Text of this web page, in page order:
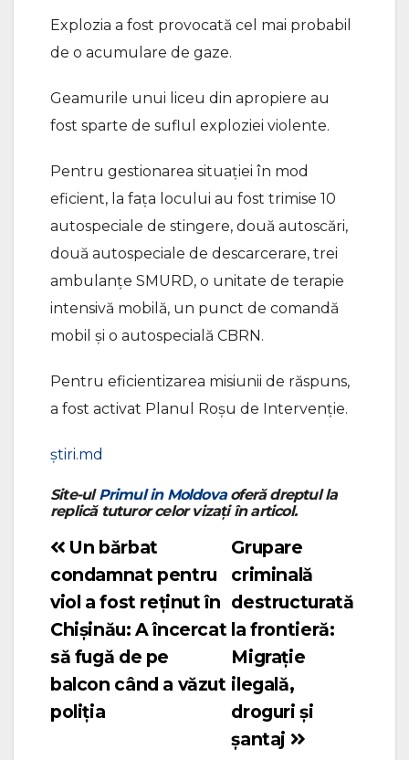
Explozia a fost provocată cel mai probabil
de o acumulare de gaze.
Geamurile unui liceu din apropiere au
fost sparte de suflul exploziei violente.
Pentru gestionarea situației în mod
eficient, la fața locului au fost trimise 10
autospeciale de stingere, două autoscări,
două autospeciale de descarcerare, trei
ambulanțe SMURD, o unitate de terapie
intensivă mobilă, un punct de comandă
mobil și o autospecială CBRN.
Pentru eficientizarea misiunii de răspuns,
a fost activat Planul Roșu de Intervenție.
știri.md
Site-ulPrimul in Moldovaoferă dreptul la
replică tuturor celor vizați în articol.
Navigare
în
articole
Grupare
criminală
destructurată
la frontieră:
Migrație
ilegală,
droguri și
șantaj
Un bărbat
condamnat pentru
viol a fost reținut în
Chișinău: A încercat
să fugă de pe
balcon când a văzut
poliția